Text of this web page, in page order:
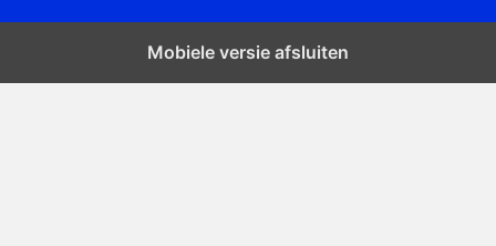
Mobiele versie afsluiten